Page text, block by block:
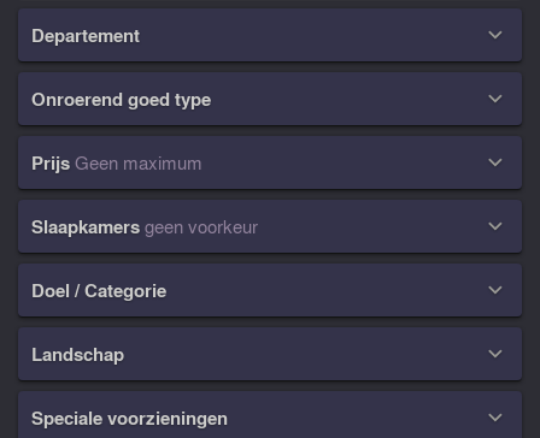
Departement 
Onroerend goed type 
PrijsGeen maximum 
Slaapkamersgeen voorkeur 
Doel / Categorie 
Landschap 
Speciale voorzieningen 